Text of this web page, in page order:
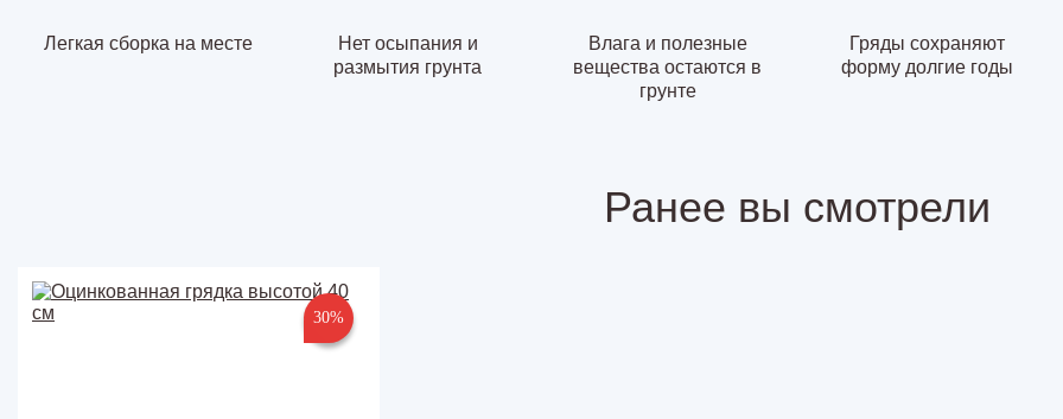
Легкая сборка на месте
Нет осыпания и
размытия грунта
Влага и полезные
вещества остаются в
грунте
Гряды сохраняют
форму долгие годы
Ранее вы смотрели
30%